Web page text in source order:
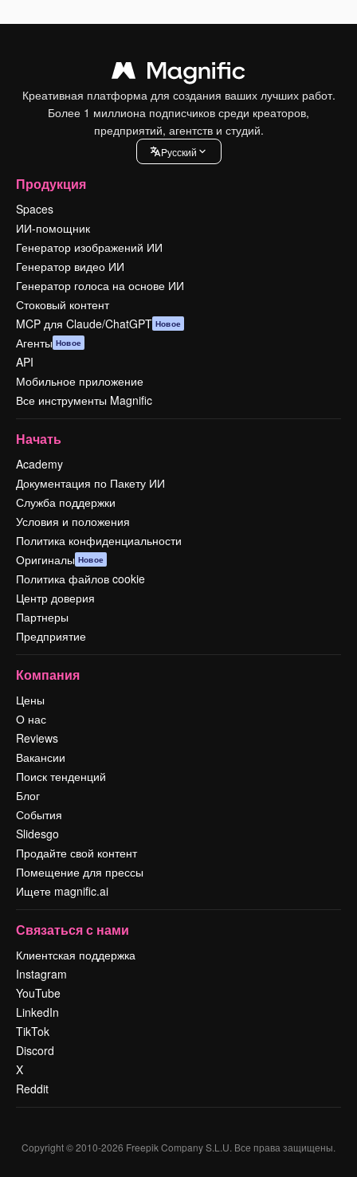
Креативная платформа для создания ваших лучших работ.
Более 1 миллиона подписчиков среди креаторов,
предприятий, агентств и студий.
Pусский
Продукция
Spaces
ИИ-помощник
Генератор изображений ИИ
Генератор видео ИИ
Генератор голоса на основе ИИ
Стоковый контент
MCP для Claude/ChatGPT Новое
Агенты Новое
API
Мобильное приложение
Все инструменты Magnific
Начать
Academy
Документация по Пакету ИИ
Служба поддержки
Условия и положения
Политика конфиденциальности
Оригиналы Новое
Политика файлов cookie
Центр доверия
Партнеры
Предприятие
Компания
Цены
О нас
Reviews
Вакансии
Поиск тенденций
Блог
События
Slidesgo
Продайте свой контент
Помещение для прессы
Ищете magnific.ai
Связаться с нами
Клиентская поддержка
Instagram
YouTube
LinkedIn
TikTok
Discord
X
Reddit
Copyright © 2010-2026 Freepik Company S.L.U. Все права защищены.